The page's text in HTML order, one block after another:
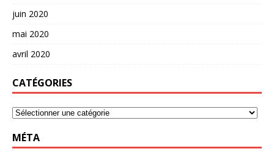
juin 2020
mai 2020
avril 2020
CATÉGORIES
MÉTA